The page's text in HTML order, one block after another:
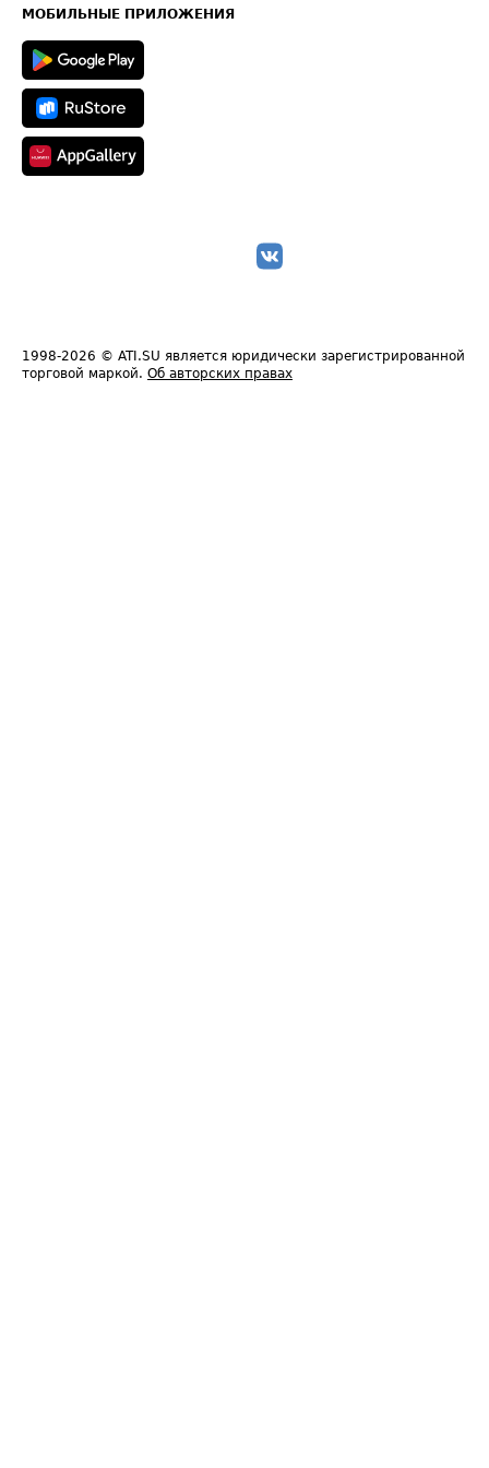
Техническая информация
МОБИЛЬНЫЕ ПРИЛОЖЕНИЯ
1998-2026 © ATI.SU является юридически зарегистрированной
торговой маркой. Об авторских правах